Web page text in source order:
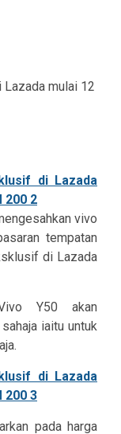
vivo
tempatan
di Lazada
Y50 akan
iaitu untuk
pada harga